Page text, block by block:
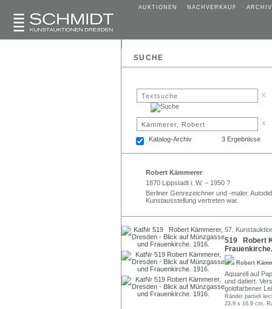
AUKTIONEN NACHVERKAUF ARCHIV
SUCHE
x
x
Katalog-Archiv 3 Ergebnisse
Robert Kämmerer
1870 Lippstadt i. W. – 1950 ?
Berliner Genrezeichner und -maler.
Kunstausstellung vertreten war.
57.
519 Robert
Robert
Aquarell auf
und datiert.
goldfarbener
Ränder partiell
23,9 x 16,9 cm,